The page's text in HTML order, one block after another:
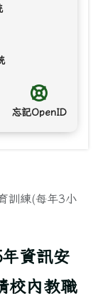
忘記OpenID
訓練(每年3小
資訊安
校內教職